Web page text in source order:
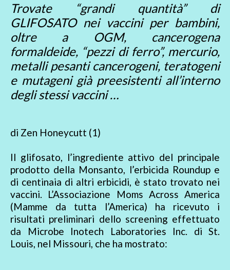
Trovate “grandi quantità” di
GLIFOSATO nei vaccini per bambini,
oltre a OGM, cancerogena
formaldeide, “pezzi di ferro”, mercurio,
metalli pesanti cancerogeni, teratogeni
e mutageni già preesistenti all’interno
degli stessi vaccini …
di Zen Honeycutt (1)
Il glifosato, l’ingrediente attivo del principale
prodotto della Monsanto, l’erbicida Roundup e
di centinaia di altri erbicidi, è stato trovato nei
vaccini. L’Associazione Moms Across America
(Mamme da tutta l’America) ha ricevuto i
risultati preliminari dello screening effettuato
da Microbe Inotech Laboratories Inc. di St.
Louis, nel Missouri, che ha mostrato: